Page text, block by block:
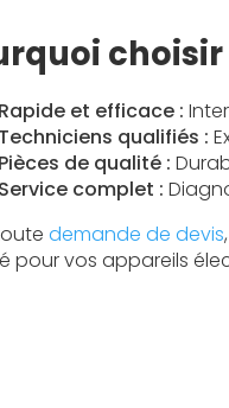
Rapide et efficace :
Techniciens qualifiés :
Pièces de qualité :
Service complet :
demande de devis
pour vos appareils